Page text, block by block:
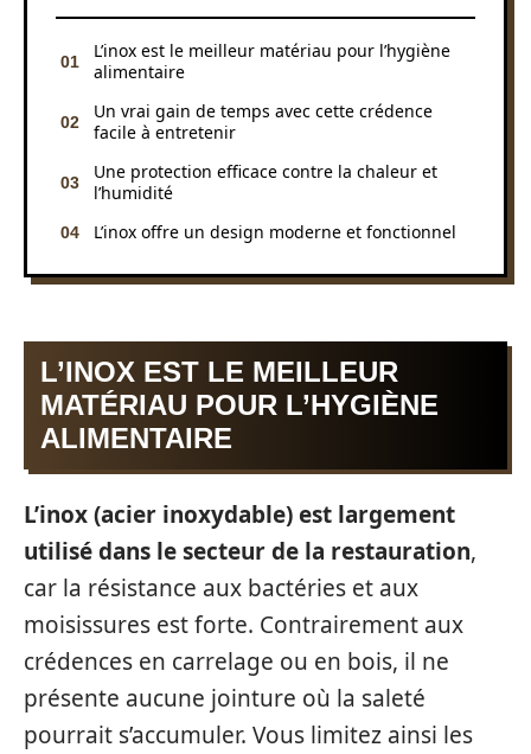
L’inox est le meilleur matériau pour l’hygiène
alimentaire
Un vrai gain de temps avec cette crédence
facile à entretenir
Une protection efficace contre la chaleur et
l’humidité
L’inox offre un design moderne et fonctionnel
L’INOX EST LE MEILLEUR
MATÉRIAU POUR L’HYGIÈNE
ALIMENTAIRE
L’inox (acier inoxydable) est largement
utilisé dans le secteur de la restauration,
car la résistance aux bactéries et aux
moisissures est forte. Contrairement aux
crédences en carrelage ou en bois, il ne
présente aucune jointure où la saleté
pourrait s’accumuler. Vous limitez ainsi les